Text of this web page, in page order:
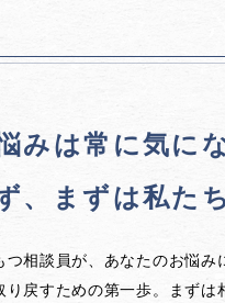
みは常に気に
、
まずは私た
つ相談員が、あなたのお悩
り戻すための第一歩。まずは